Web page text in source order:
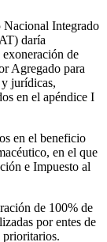
Nacional Integrado
daría
de
Agregado para
jurídicas,
en el apéndice I
en el beneficio
en el que
e Impuesto al
de 100% de
por entes de
prioritarios.